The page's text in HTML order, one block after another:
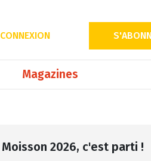
CONNEXION
Magazines
Moisson 2026, c'est parti !